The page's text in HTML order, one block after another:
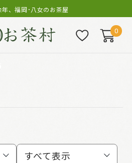
、福岡･八女のお茶屋
0
すべて表示